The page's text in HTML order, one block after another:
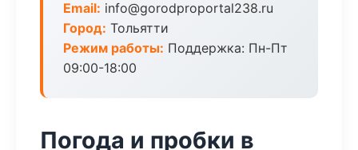
Email: info@gorodproportal238.ru
Город: Тольятти
Режим работы: Поддержка: Пн-Пт
09:00-18:00
Погода и пробки в